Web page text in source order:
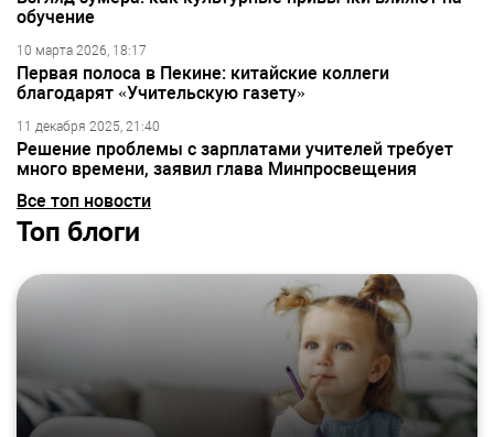
обучение
10 марта 2026, 18:17
Первая полоса в Пекине: китайские коллеги
благодарят «Учительскую газету»
11 декабря 2025, 21:40
Решение проблемы с зарплатами учителей требует
много времени, заявил глава Минпросвещения
Все топ новости
Топ блоги